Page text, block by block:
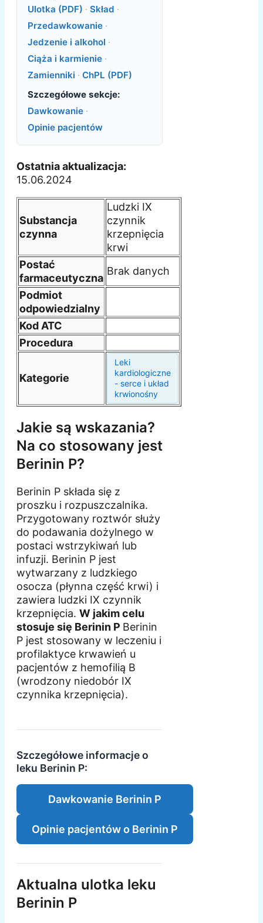
Ulotka (PDF) · Skład ·
Przedawkowanie ·
Jedzenie i alkohol ·
Ciąża i karmienie ·
Zamienniki · ChPL (PDF)
Szczegółowe sekcje:
Dawkowanie ·
Opinie pacjentów
Ostatnia aktualizacja:
15.06.2024
Substancja
czynna
Ludzki IX
czynnik
krzepnięcia
krwi
Postać
farmaceutyczna
Brak danych
Podmiot
odpowiedzialny
Kod ATC
Procedura
Kategorie
Leki
kardiologiczne
- serce i układ
krwionośny
Jakie są wskazania?
Na co stosowany jest
Berinin P?
Berinin P składa się z
proszku i rozpuszczalnika.
Przygotowany roztwór służy
do podawania dożylnego w
postaci wstrzykiwań lub
infuzji. Berinin P jest
wytwarzany z ludzkiego
osocza (płynna część krwi) i
zawiera ludzki IX czynnik
krzepnięcia. W jakim celu
stosuje się Berinin P Berinin
P jest stosowany w leczeniu i
profilaktyce krwawień u
pacjentów z hemofilią B
(wrodzony niedobór IX
czynnika krzepnięcia).
Szczegółowe informacje o
leku Berinin P:
Dawkowanie Berinin P
Opinie pacjentów o Berinin P
Aktualna ulotka leku
Berinin P